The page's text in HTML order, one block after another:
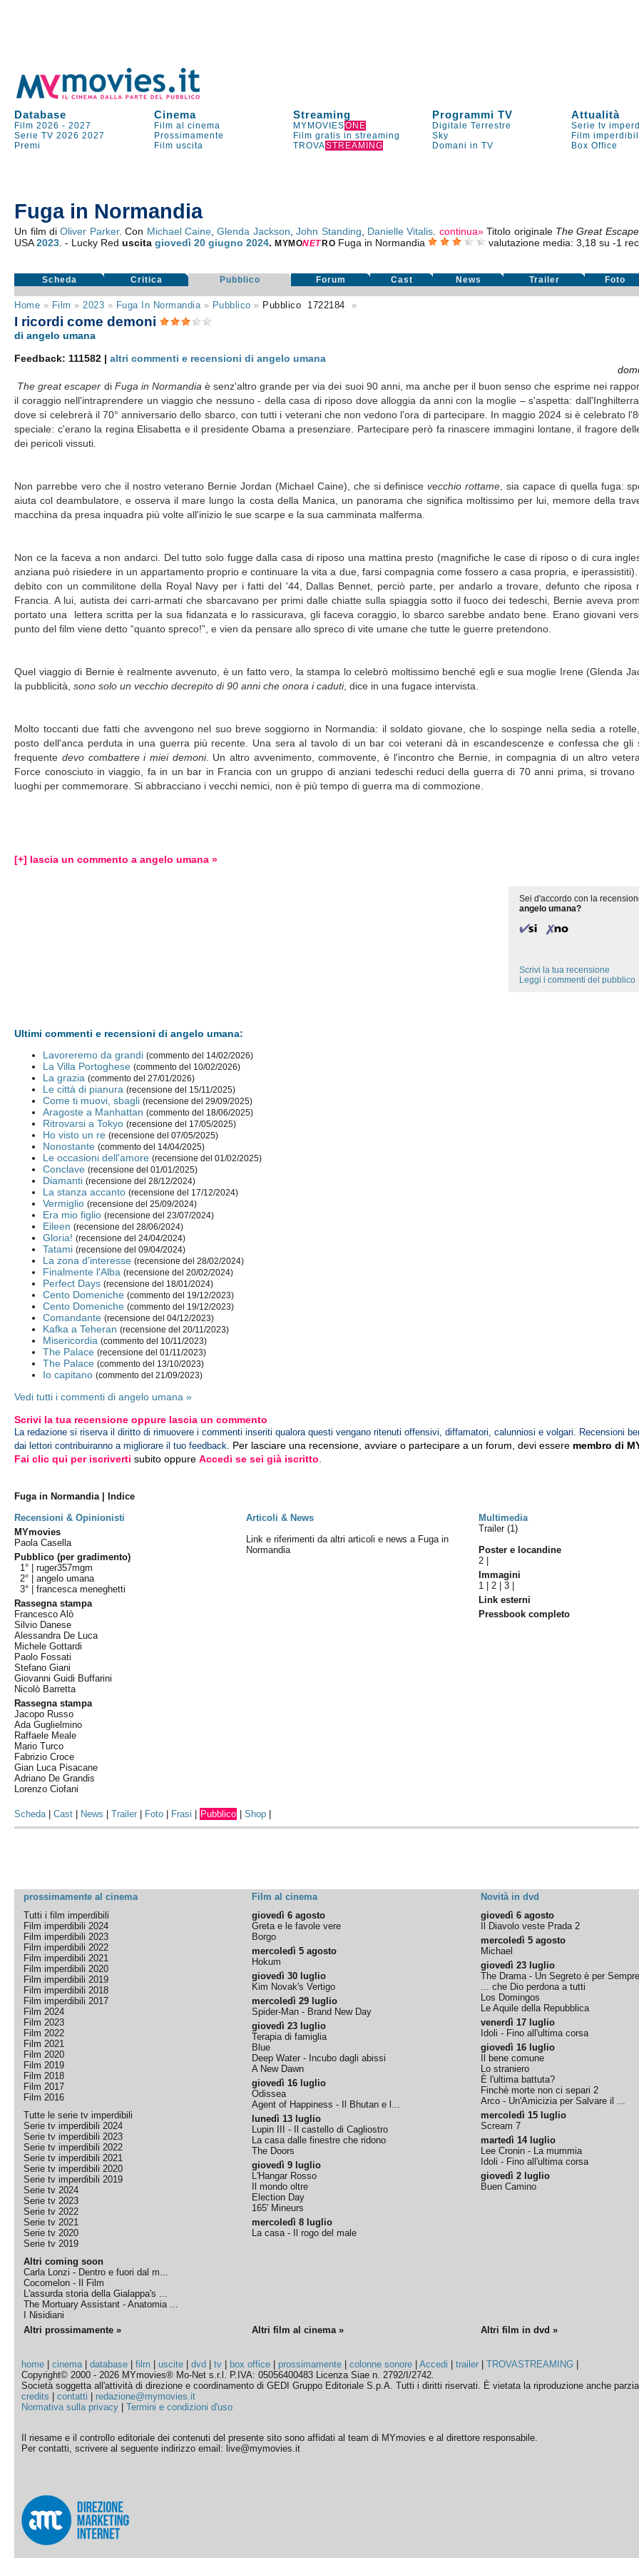
Database Cinema Streaming Programmi TV Attualità
Film 2026 -2027 Film al cinema MYMOVIESONE Digitale Terrestre Serie tv
Serie TV 2026 2027 Prossimamente Film gratis in streaming Sky Film
Premi
Film uscita TROVASTREAMING Domani in TV Box Office
Fuga in Normandia
Un film diOliver Parker. Con Michael Caine,Glenda Jackson ,John Standing Danielle Vitalis continua» Titolo originale The Great
USA2023 . - Lucky Reduscitagiovedì 20 giugno 2024.MYMONET RO Fuga in Normandia valutazione media: 3,18 su -1
Scheda Critica Pubblico Forum Cast News Trailer Foto
Home » Film » 2023 » Fuga In Normandia» Pubblico » Pubblico 1722184 »
I ricordi come demoni
di angelo umana
Feedback: 111582 |altri commenti e recensioni di angelo umana
The great escaper di Fuga in Normandia è senz'altro grande per via dei suoi 90 anni, ma anche per il buon senso che esprime nei
il coraggio nell'intraprendere un viaggio che nessuno - della casa di riposo dove alloggia da anni con la moglie – s'aspetta:
dove si celebrerà il 70° anniversario dello sbarco, con tutti i veterani che non vedono l'ora di partecipare. In maggio 2024 si è celebrato
speciale: c'erano la regina Elisabetta e il presidente Obama a presenziare. Partecipare però fa rinascere immagini lontane, il fragore
dei pericoli vissuti.
Non parrebbe vero che il nostro veterano Bernie Jordan (Michael Caine), che si definiscevecchio rottame , sia capace di quella fuga:
aiuta col deambulatore, e osserva il mare lungo la costa della Manica, un panorama che significa moltissimo per lui, memore della
macchina da presa inquadra più volte all'inizio le sue scarpe e la sua camminata malferma.
Non ce la faceva a non andarci. Del tutto solo fugge dalla casa di riposo una mattina presto (magnifiche le case di riposo o di cura
anziana può risiedere in un appartamento proprio e continuare la vita a due, farsi compagnia come fossero a casa propria, e
debito con un commilitone della Royal Navy per i fatti del '44, Dallas Bennet, perciò parte, per andarlo a trovare, defunto che riposa
Francia. A lui, autista dei carri-armati che sbarcavano per primi dalle chiatte sulla spiaggia sotto il fuoco dei tedeschi, Bernie aveva
portato una lettera scritta per la sua fidanzata e lo rassicurava, gli faceva coraggio, lo sbarco sarebbe andato bene. Erano giovani
punto del film viene detto “quanto spreco!”, e vien da pensare allo spreco di vite umane che tutte le guerre pretendono.
Quel viaggio di Bernie è realmente avvenuto, è un fatto vero, la stampa lo celebrò moltissimo benché egli e sua moglie Irene (Glenda
la pubblicità,sono solo un vecchio decrepito di 90 anni che onora i caduti, dice in una fugace intervista.
Molto toccanti due fatti che avvengono nel suo breve soggiorno in Normandia: il soldato giovane, che lo sospinge nella sedia a
posto dell'anca perduta in una guerra più recente. Una sera al tavolo di un bar coi veterani dà in escandescenze e confessa che gli
frequente devo combattere i miei demoni. Un altro avvenimento, commovente, è l'incontro che Bernie, in compagnia di un altro
Force conosciuto in viaggio, fa in un bar in Francia con un gruppo di anziani tedeschi reduci della guerra di 70 anni prima, si
luoghi per commemorare. Si abbracciano i vecchi nemici, non è più tempo di guerra ma di commozione.
[+] lascia un commento a angelo umana »
Sei d'accordo con la
angelo umana?
Scrivi la tua recensione
Leggi i commenti del pubblico
Ultimi commenti e recensioni di angelo umana:
Lavoreremo da grandi (commento del 14/02/2026)
La Villa Portoghese (commento del 10/02/2026)
La grazia (commento del 27/01/2026)
Le città di pianura (recensione del 15/11/2025)
Come ti muovi, sbagli (recensione del 29/09/2025)
Aragoste a Manhattan (commento del 18/06/2025)
Ritrovarsi a Tokyo (recensione del 17/05/2025)
Ho visto un re (recensione del 07/05/2025)
Nonostante (commento del 14/04/2025)
Le occasioni dell'amore (recensione del 01/02/2025)
Conclave (recensione del 01/01/2025)
Diamanti (recensione del 28/12/2024)
La stanza accanto (recensione del 17/12/2024)
Vermiglio (recensione del 25/09/2024)
Era mio figlio (recensione del 23/07/2024)
Eileen (recensione del 28/06/2024)
Gloria! (recensione del 24/04/2024)
Tatami (recensione del 09/04/2024)
La zona d'interesse (recensione del 28/02/2024)
Finalmente l'Alba (recensione del 20/02/2024)
Perfect Days (recensione del 18/01/2024)
Cento Domeniche (commento del 19/12/2023)
Cento Domeniche (commento del 19/12/2023)
Comandante (recensione del 04/12/2023)
Kafka a Teheran (recensione del 20/11/2023)
Misericordia (commento del 10/11/2023)
The Palace (recensione del 01/11/2023)
The Palace (commento del 13/10/2023)
Io capitano (commento del 21/09/2023)
Vedi tutti i commenti di angelo umana »
Scrivi la tua recensione oppure lascia un commento
La redazione si riserva il diritto di rimuovere i commenti inseriti qualora questi vengano ritenuti offensivi, diffamatori, calunniosi e volgari. Recensioni
dai lettori contribuiranno a migliorare il tuo feedback. Per lasciare una recensione, avviare o partecipare a un forum, devi essere membro di
Fai clic qui per iscriverti subito oppureAccedi se sei già iscritto
Fuga in Normandia | Indice
Recensioni & Opinionisti
Articoli & News Multimedia
MYmovies
Paola Casella
Pubblico (per gradimento)
1° |ruger357mgm
2° |angelo umana
3° |francesca meneghetti
Rassegna stampa
Francesco Alò
Silvio Danese
Alessandra De Luca
Michele Gottardi
Paolo Fossati
Stefano Giani
Giovanni Guidi Buffarini
Nicolò Barretta
Rassegna stampa
Jacopo Russo
Ada Guglielmino
Raffaele Meale
Mario Turco
Fabrizio Croce
Gian Luca Pisacane
Adriano De Grandis
Lorenzo Ciofani
Link e riferimenti da altri articoli e news a Fuga in
Normandia
Trailer (1)
Poster e locandine
2
Immagini
1 |2 |3
Link esterni
Pressbook completo
Scheda|Cast News |Trailer Foto Frasi Pubblico |Shop
prossimamente al cinema Film al cinema Novità in dvd
Tutti i film imperdibili
Film imperdibili 2024
Film imperdibili 2023
Film imperdibili 2022
Film imperdibili 2021
Film imperdibili 2020
Film imperdibili 2019
Film imperdibili 2018
Film imperdibili 2017
Film 2024
Film 2023
Film 2022
Film 2021
Film 2020
Film 2019
Film 2018
Film 2017
Film 2016
Tutte le serie tv imperdibili
Serie tv imperdibili 2024
Serie tv imperdibili 2023
Serie tv imperdibili 2022
Serie tv imperdibili 2021
Serie tv imperdibili 2020
Serie tv imperdibili 2019
Serie tv 2024
Serie tv 2023
Serie tv 2022
Serie tv 2021
Serie tv 2020
Serie tv 2019
Altri coming soon
Carla Lonzi - Dentro e fuori dal m...
Cocomelon - Il Film
L'assurda storia della Gialappa's ...
The Mortuary Assistant - Anatomia ...
I Nisidiani
giovedì 6 agosto
Greta e le favole vere
Borgo
mercoledì 5 agosto
Hokum
giovedì 30 luglio
Kim Novak's Vertigo
mercoledì 29 luglio
Spider-Man - Brand New Day
giovedì 23 luglio
Terapia di famiglia
Blue
Deep Water - Incubo dagli abissi
A New Dawn
giovedì 16 luglio
Odissea
Agent of Happiness - Il Bhutan e l...
lunedì 13 luglio
Lupin III - Il castello di Cagliostro
La casa dalle finestre che ridono
The Doors
giovedì 9 luglio
L'Hangar Rosso
Il mondo oltre
Election Day
165' Mineurs
mercoledì 8 luglio
La casa - Il rogo del male
giovedì 6 agosto
Il Diavolo veste Prada 2
mercoledì 5 agosto
Michael
giovedì 23 luglio
The Drama - Un Segreto è per Sempre
... che Dio perdona a tutti
Los Domingos
Le Aquile della Repubblica
venerdì 17 luglio
Idoli - Fino all'ultima corsa
giovedì 16 luglio
Il bene comune
Lo straniero
È l'ultima battuta?
Finchè morte non ci separi 2
Arco - Un'Amicizia per Salvare il ...
mercoledì 15 luglio
Scream 7
martedì 14 luglio
Lee Cronin - La mummia
Idoli - Fino all'ultima corsa
giovedì 2 luglio
Buen Camino
Altri prossimamente » Altri film al cinema » Altri film in dvd »
home |cinema|database |film |uscite |dvd |tv box office prossimamente |colonne sonore |Accedi |trailer |TROVASTREAMING
Copyright© 2000 - 2026 MYmovies® Mo-Net s.r.l. P.IVA: 05056400483 Licenza Siae n. 2792/I/2742.
Società soggetta all'attività di direzione e coordinamento di GEDI Gruppo Editoriale S.p.A. Tutti i diritti riservati. È vietata la riproduzione anche
credits |contatti
redazione@mymovies.it
Normativa sulla privacy |Termini e condizioni d'uso
Il riesame e il controllo editoriale dei contenuti del presente sito sono affidati al team di MYmovies e al direttore responsabile.
Per contatti, scrivere al seguente indirizzo email: live@mymovies.it